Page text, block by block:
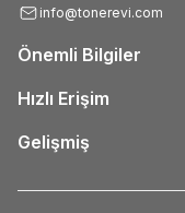
info@tonerevi.com
Önemli Bilgiler
Hızlı Erişim
Gelişmiş